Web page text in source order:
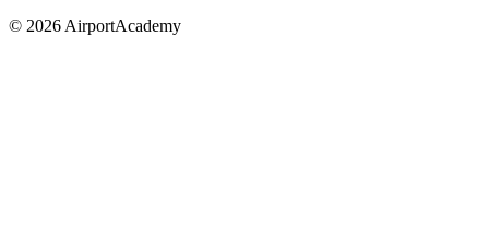
© 2026 AirportAcademy